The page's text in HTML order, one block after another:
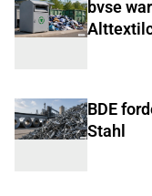
bvse
BDE
Stahl